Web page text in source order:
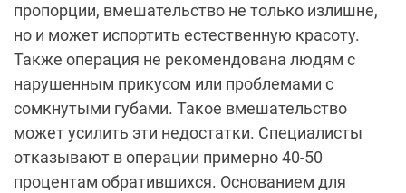
пропорции, вмешательство не только излишне,
но и может испортить естественную красоту.
Также операция не рекомендована людям с
нарушенным прикусом или проблемами с
сомкнутыми губами. Такое вмешательство
может усилить эти недостатки. Специалисты
отказывают в операции примерно 40-50
процентам обратившихся. Основанием для